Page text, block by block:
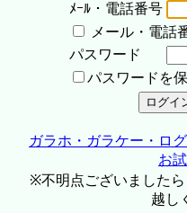
ﾒｰﾙ・電話番号
メール・電話
パスワード
パスワードを
ガラホ・ガラケー・ロ
お
※不明点ございました
越し